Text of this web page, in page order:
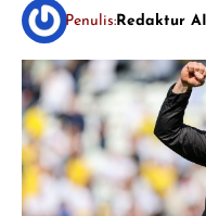
Penulis: Redaktur